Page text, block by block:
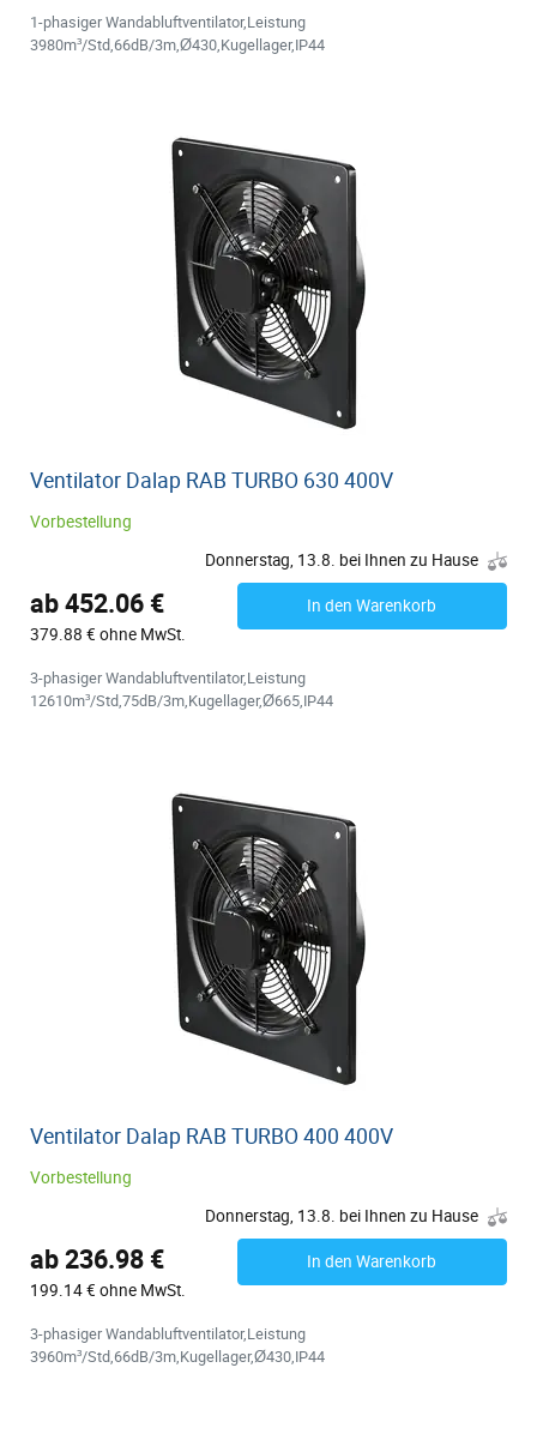
1-phasiger Wandabluftventilator,Leistung
3980m³/Std,66dB/3m,Ø430,Kugellager,IP44
Ventilator Dalap RAB TURBO 630 400V
Vorbestellung
Donnerstag, 13.8. bei Ihnen zu Hause
ab 452.06 €
379.88 € ohne MwSt.
In den Warenkorb
3-phasiger Wandabluftventilator,Leistung
12610m³/Std,75dB/3m,Kugellager,Ø665,IP44
Ventilator Dalap RAB TURBO 400 400V
Vorbestellung
Donnerstag, 13.8. bei Ihnen zu Hause
ab 236.98 €
199.14 € ohne MwSt.
In den Warenkorb
3-phasiger Wandabluftventilator,Leistung
3960m³/Std,66dB/3m,Kugellager,Ø430,IP44